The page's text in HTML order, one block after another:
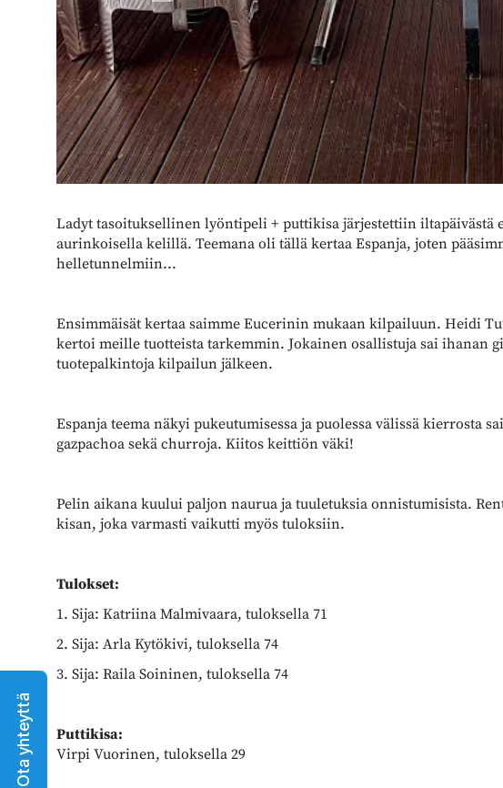
Ota yhteyttä
Ladyt tasoituksellinen lyöntipeli + puttikisa järjestettiin iltapäivästä
aurinkoisella kelillä. Teemana oli tällä kertaa Espanja, joten
helletunnelmiin...
Ensimmäisät kertaa saimme Eucerinin mukaan kilpailuun. Heidi
kertoi meille tuotteista tarkemmin. Jokainen osallistuja sai ihanan
tuotepalkintoja kilpailun jälkeen.
Espanja teema näkyi pukeutumisessa ja puolessa välissä kierrosta
gazpachoa sekä churroja. Kiitos keittiön väki!
Pelin aikana kuului paljon naurua ja tuuletuksia onnistumisista.
kisan, joka varmasti vaikutti myös tuloksiin.
Tulokset:
1. Sija: Katriina Malmivaara, tuloksella 71
2. Sija: Arla Kytökivi, tuloksella 74
3. Sija: Raila Soininen, tuloksella 74
Puttikisa:
Virpi Vuorinen, tuloksella 29